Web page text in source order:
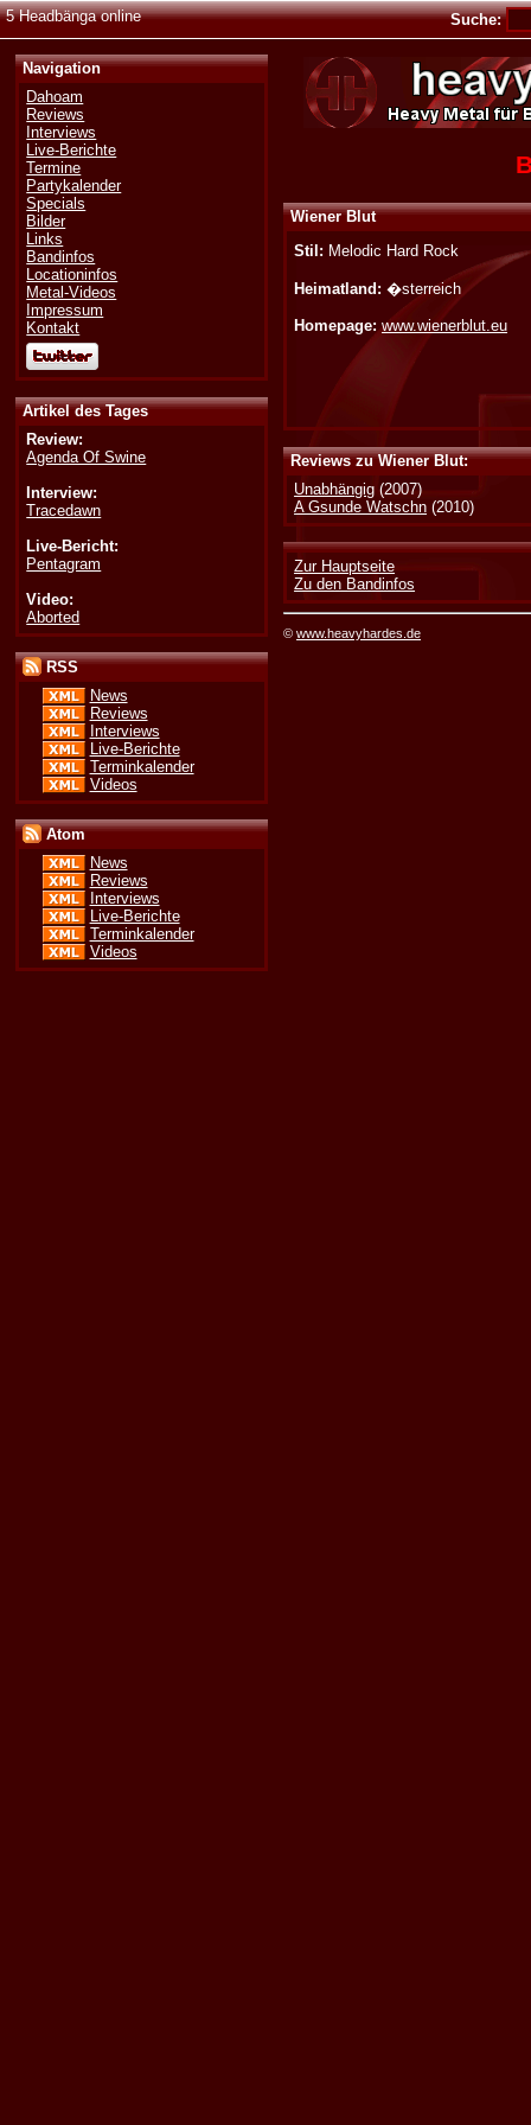
5 Headbänga online Suche:
Navigation
Dahoam
Reviews
Interviews
Live-Berichte
Termine
Partykalender
Specials
Bilder
Links
Bandinfos
Locationinfos
Metal-Videos
Impressum
Kontakt
Artikel des Tages
Review:
Agenda Of Swine
Interview:
Tracedawn
Live-Bericht:
Pentagram
Video:
Aborted
RSS
News
Reviews
Interviews
Live-Berichte
Terminkalender
Videos
Atom
News
Reviews
Interviews
Live-Berichte
Terminkalender
Videos
Wiener Blut
Stil: Melodic Hard Rock
Heimatland: �sterreich
Homepage: www.wienerblut.eu
Reviews zu Wiener Blut:
Unabhängig (2007)
A Gsunde Watschn (2010)
Zur Hauptseite
Zu den Bandinfos
©www.heavyhardes.de